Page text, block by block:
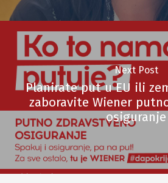
Next Post
Planirate put u EU ili
zaboravite Wiener
osiguranje